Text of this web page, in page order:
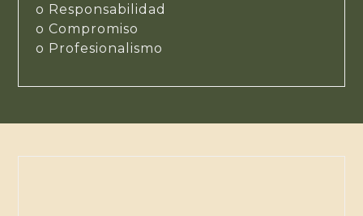
o Responsabilidad
o Compromiso
o Profesionalismo